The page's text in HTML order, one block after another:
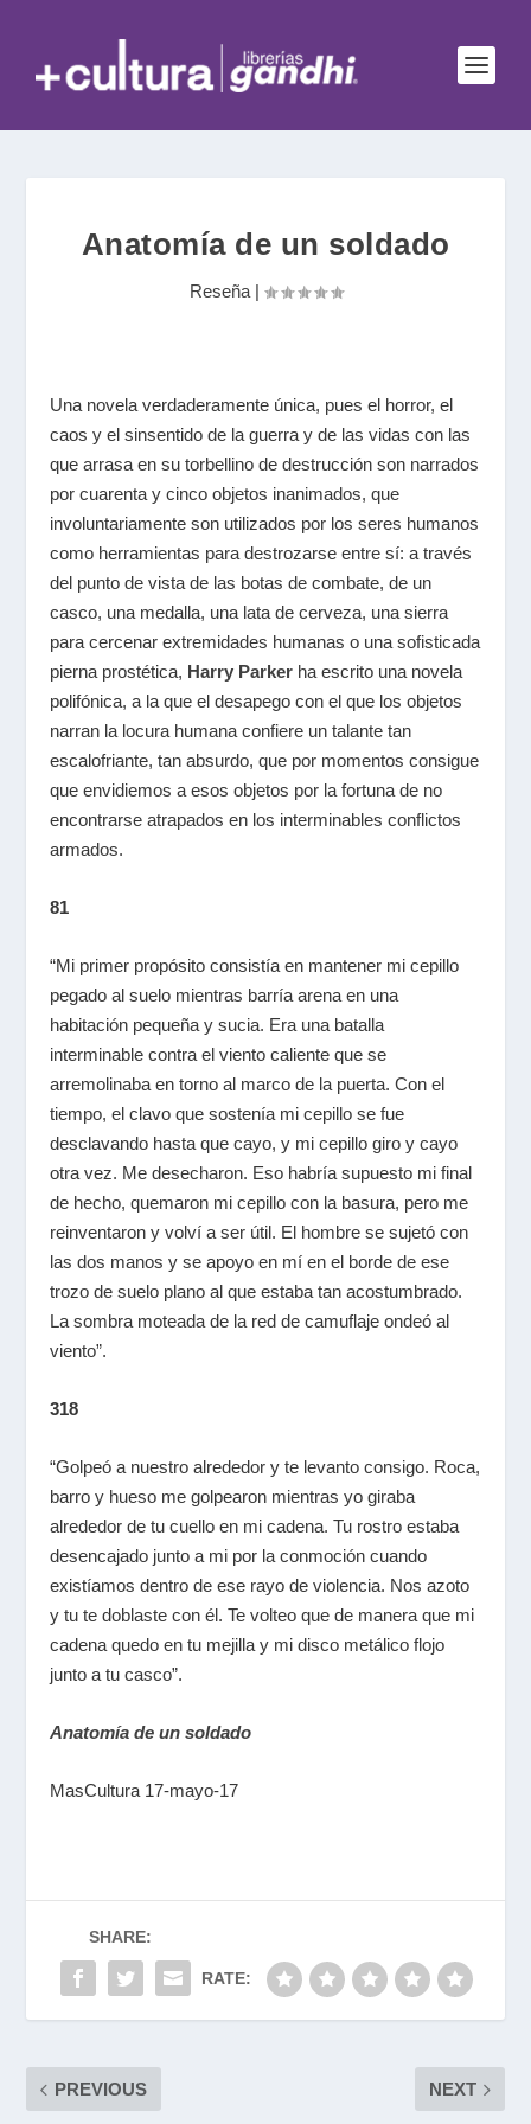
Anatomía de un soldado
Reseña|
Una novela verdaderamente única, pues el horror, el
caos y el sinsentido de la guerra y de las vidas con las
que arrasa en su torbellino de destrucción son narrados
por cuarenta y cinco objetos inanimados, que
involuntariamente son utilizados por los seres humanos
como herramientas para destrozarse entre sí: a través
del punto de vista de las botas de combate, de un
casco, una medalla, una lata de cerveza, una sierra
para cercenar extremidades humanas o una sofisticada
pierna prostética, Harry Parker ha escrito una novela
polifónica, a la que el desapego con el que los objetos
narran la locura humana confiere un talante tan
escalofriante, tan absurdo, que por momentos consigue
que envidiemos a esos objetos por la fortuna de no
encontrarse atrapados en los interminables conflictos
armados.
81
“Mi primer propósito consistía en mantener mi cepillo
pegado al suelo mientras barría arena en una
habitación pequeña y sucia. Era una batalla
interminable contra el viento caliente que se
arremolinaba en torno al marco de la puerta. Con el
tiempo, el clavo que sostenía mi cepillo se fue
desclavando hasta que cayo, y mi cepillo giro y cayo
otra vez. Me desecharon. Eso habría supuesto mi final
de hecho, quemaron mi cepillo con la basura, pero me
reinventaron y volví a ser útil. El hombre se sujetó con
las dos manos y se apoyo en mí en el borde de ese
trozo de suelo plano al que estaba tan acostumbrado.
La sombra moteada de la red de camuflaje ondeó al
viento”.
318
“Golpeó a nuestro alrededor y te levanto consigo. Roca,
barro y hueso me golpearon mientras yo giraba
alrededor de tu cuello en mi cadena. Tu rostro estaba
desencajado junto a mi por la conmoción cuando
existíamos dentro de ese rayo de violencia. Nos azoto
y tu te doblaste con él. Te volteo que de manera que mi
cadena quedo en tu mejilla y mi disco metálico flojo
junto a tu casco”.
Anatomía de un soldado
MasCultura 17-mayo-17
SHARE:
RATE:
PREVIOUS NEXT